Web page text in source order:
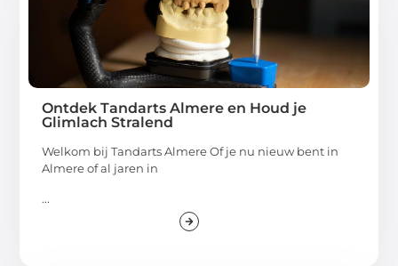
Ontdek Tandarts Almere en Houd je
Glimlach Stralend
Welkom bij Tandarts Almere Of je nu nieuw bent in
Almere of al jaren in
...